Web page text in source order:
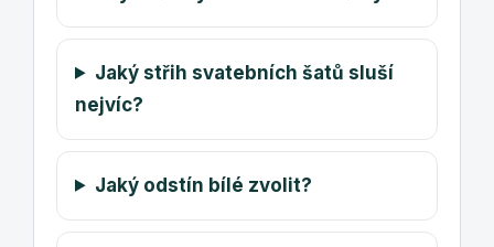
Jaký střih svatebních šatů sluší
nejvíc?
Jaký odstín bílé zvolit?